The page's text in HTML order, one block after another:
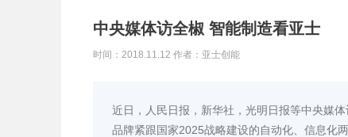
中央媒体访全椒 智能制造看亚士
时间：2018.11.12 作者：亚士创能
近日，人民日报，新华社，光明日报等中央媒
品牌紧跟国家2025战略建设的自动化、信息化